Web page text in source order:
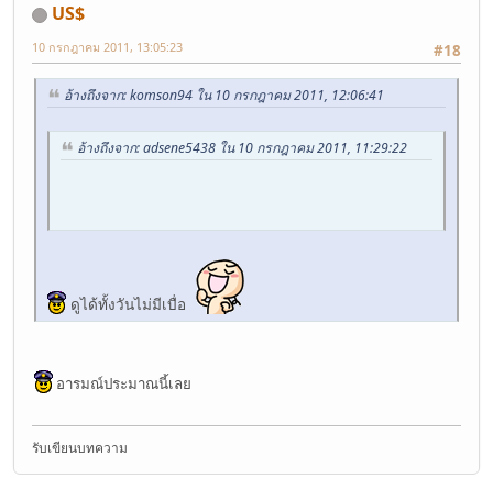
US$
#18
10 กรกฎาคม 2011, 13:05:23
อ้างถึงจาก: komson94 ใน 10 กรกฎาคม 2011, 12:06:41
อ้างถึงจาก: adsene5438 ใน 10 กรกฎาคม 2011, 11:29:22
ดูได้ทั้งวันไม่มีเบื่อ
อารมณ์ประมาณนี้เลย
รับเขียนบทความ